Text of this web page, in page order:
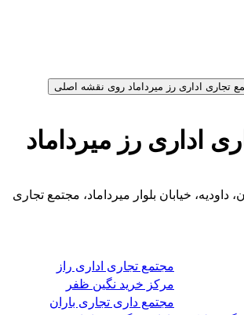
اداری رز میرداماد
داودیه، خیابان بلوار میرداماد، مجتمع تجاری
مجتمع تجاری اداری راز
مرکز خرید نگین ظفر
مجتمع داری تجاری باران